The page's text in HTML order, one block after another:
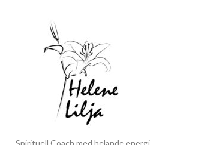
Spirituell Coach med helande energi